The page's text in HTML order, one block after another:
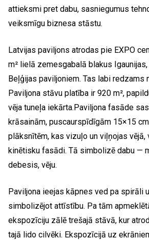
attieksmi pret dabu, sasniegumus
veiksmīgu biznesa stāstu.
Latvijas paviljons atrodas pie EXPO
m² lielā zemesgabalā blakus
Beļģijas paviljoniem. Tas labi redzams
Paviljona stāvu platība ir 920 m²,
vēja tuneļa iekārta.Paviljona fasāde
krāsainām, puscaurspīdīgām 15×15
plāksnītēm, kas vizuļo un viļņojas
kinētisku fasādi. Tā simbolizē dabu —
debesis, vēju.
Paviljona ieejas kāpnes ved pa spirāli
simbolizējot attīstību. Pa tām
ekspozīciju zālē trešajā stāvā, kur
tajā lido cilvēki. Ekspozīcijā uz